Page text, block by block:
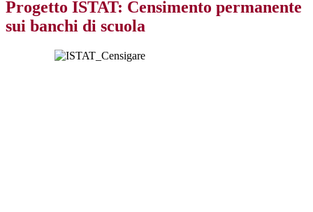
Progetto ISTAT: Censimento permanente
sui banchi di scuola